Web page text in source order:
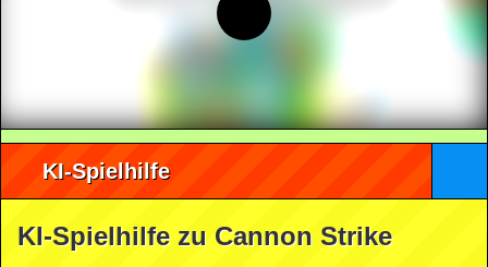
KI-Spielhilfe
KI-Spielhilfe zu Cannon Strike